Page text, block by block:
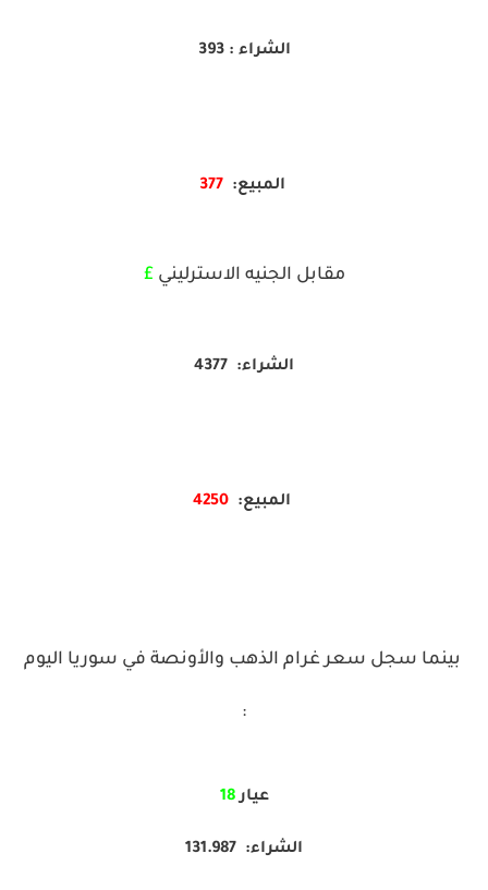
الشراء : 393
المبيع:
مقابل الجنيه الاسترليني £
الشراء: 4377
المبيع:
بينما سجل سعر غرام الذهب والأونصة في سوريا اليوم
:
عيار18
الشراء: 131.987